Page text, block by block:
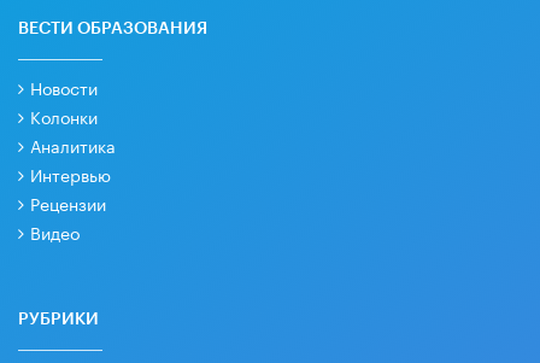
ВЕСТИ ОБРАЗОВАНИЯ
Новости
Колонки
Аналитика
Интервью
Рецензии
Видео
РУБРИКИ